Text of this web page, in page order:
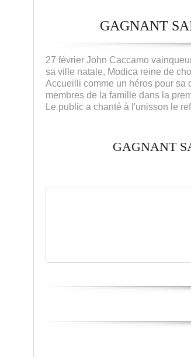
GAGNANT
27 février John Caccamo
sa ville natale, Modica reine de
Accueilli comme un héros pour sa
membres de la famille dans la
Le public a chanté à l'unisson le
GAGNANT